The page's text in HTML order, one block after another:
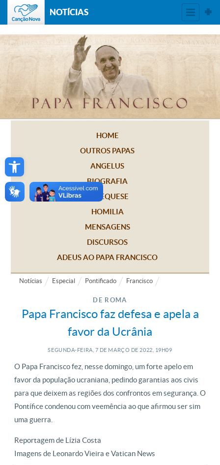
Open toolbar
NOTÍCIAS
HOME
OUTROS PAPAS
ANGELUS
BIOGRAFIA
CATEQUESE
HOMILIA
MENSAGENS
DISCURSOS
ADEUS AO PAPA FRANCISCO
Notícias Especial Pontificado Francisco
DE ROMA
Papa Francisco faz defesa e apela a
favor da Ucrânia
SEGUNDA-FEIRA, 7 DE MARÇO DE 2022, 19H09
O Papa Francisco fez, nesse domingo, um forte apelo em
favor da população ucraniana, pedindo garantias aos civis
para que deixem as regiões dos confrontos em segurança. O
Pontífice condenou com veemência ao que afirmou ser sim
uma guerra.
Reportagem de Lízia Costa
Imagens de Leonardo Vieira e Vatican News